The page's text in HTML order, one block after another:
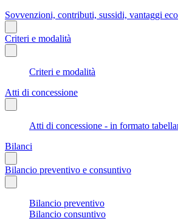
Sovvenzioni, contributi, sussidi, vantaggi
Criteri e modalità
Criteri e modalità
Atti di concessione
Atti di concessione - in formato
Bilanci
Bilancio preventivo e consuntivo
Bilancio preventivo
Bilancio consuntivo